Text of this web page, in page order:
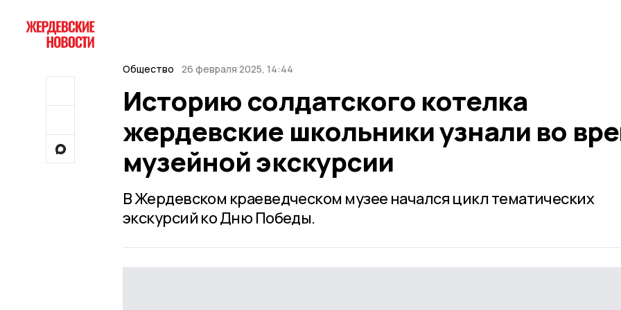
Общество 26 февраля 2025, 14:44
Историю солдатского котелка
жердевские школьники узнали во
музейной экскурсии
В Жердевском краеведческом музее начался цикл тематических
экскурсий ко Дню Победы.